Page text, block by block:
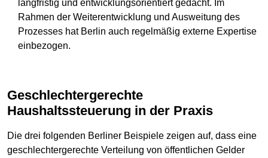
langfristig und entwicklungsorientiert gedacht. Im
Rahmen der Weiterentwicklung und Ausweitung des
Prozesses hat Berlin auch regelmäßig externe Expertise
einbezogen.
Geschlechtergerechte
Haushaltssteuerung in der Praxis
Die drei folgenden Berliner Beispiele zeigen auf, dass eine
geschlechtergerechte Verteilung von öffentlichen Gelder